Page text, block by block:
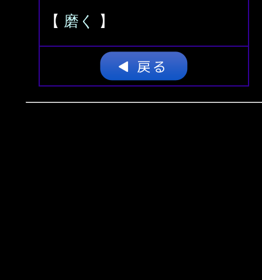
【 磨く 】